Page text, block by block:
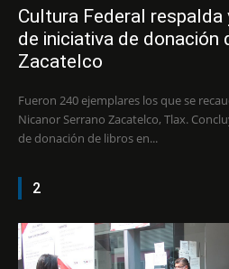
Cultura Federal
de iniciativa de donación
Zacatelco
Fueron 240 ejemplares los que se
Nicanor Serrano Zacatelco, Tlax. Concluyó con gran éxito la campaña
de donación de libros en...
2